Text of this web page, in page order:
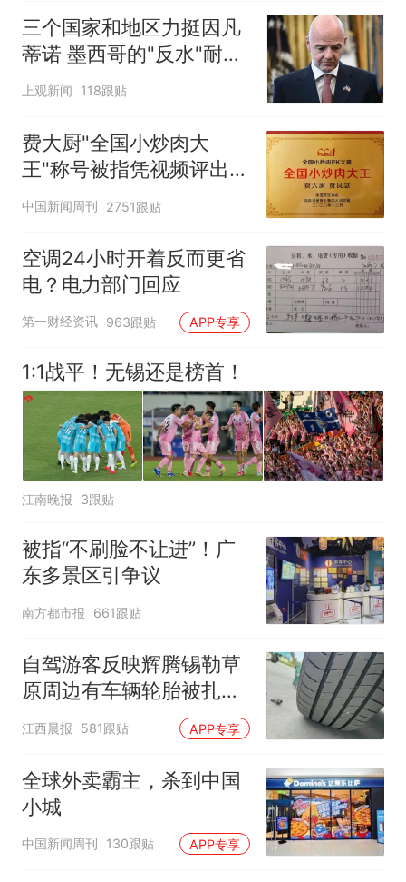
三个国家和地区力挺因凡
蒂诺 墨西哥的"反水"耐人
寻味
上观新闻 118跟贴
费大厨"全国小炒肉大
王"称号被指凭视频评出
官方回应
中国新闻周刊 2751跟贴
空调24小时开着反而更省
电？电力部门回应
第一财经资讯 963跟贴 APP专享
1:1战平！无锡还是榜首！
江南晚报 3跟贴
被指“不刷脸不让进”！广
东多景区引争议
南方都市报 661跟贴
自驾游客反映辉腾锡勒草
原周边有车辆轮胎被扎，
修理店铺换胎价格高达千
元，官方发布情况通报
江西晨报 581跟贴 APP专享
全球外卖霸主，杀到中国
小城
中国新闻周刊 130跟贴 APP专享